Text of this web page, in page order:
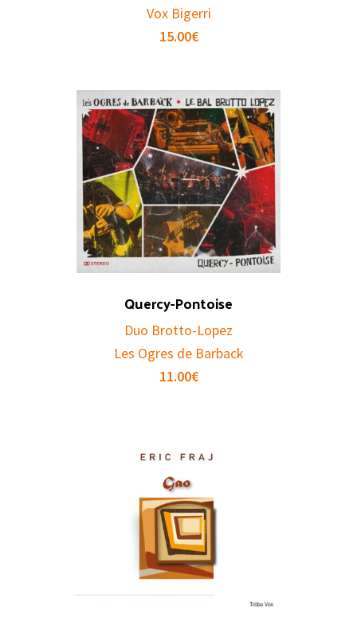
Vox Bigerri
15.00€
Quercy-Pontoise
Duo Brotto-Lopez
Les Ogres de Barback
11.00€